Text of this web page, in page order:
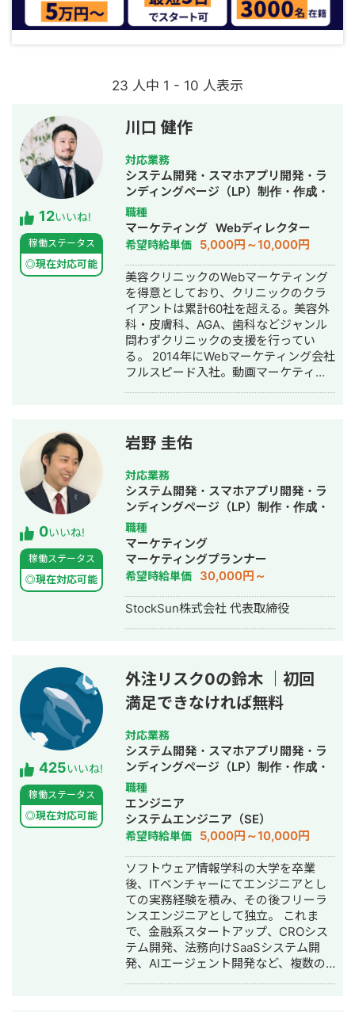
23 人中 1 - 10 人表示
12いいね!
稼働ステータス
◎現在対応可能
川口 健作
対応業務
システム開発・スマホアプリ開発・ラ
ンディングページ（LP）制作・作成・
Youtubeチャンネル運営代行・立ち上
げ・ECサイト構築・ネットショップ作
成代行・SEO対策・新規事業立上・
SNS運用代行・記事作成代行・ライテ
ィング・ホームページ制作・作成・バ
ナー制作・デザイン・ロゴデザイン・
作成・リスティング広告運用代行・オ
ウンドメディア制作・構築・運用代
行・動画制作・動画編集・営業代行
職種
マーケティング Webディレクター
希望時給単価 5,000円～10,000円
美容クリニックのWebマーケティング
を得意としており、クリニックのクラ
イアントは累計60社を超える。美容外
科・皮膚科、AGA、歯科などジャンル
問わずクリニックの支援を行ってい
る。 2014年にWebマーケティング会社
フルスピード入社。動画マーケティン
独立。 独立後はフリーランスとなり、
フロントエンドエンジニア兼総合Web
マーケターとして活動。現在はWebコ
ンサルティング会社を創設し、法人と
してStockSunに参画。
0いいね!
稼働ステータス
◎現在対応可能
岩野 圭佑
対応業務
システム開発・スマホアプリ開発・ラ
ンディングページ（LP）制作・作成・
Youtubeチャンネル運営代行・立ち上
げ・ECサイト構築・ネットショップ作
成代行・SEO対策・新規事業立上・
SNS運用代行・ホームページ制作・作
成・リスティング広告運用代行・動画
制作・動画編集
職種
マーケティング
マーケティングプランナー
希望時給単価 30,000円～
StockSun株式会社 代表取締役
425いいね!
稼働ステータス
◎現在対応可能
外注リスク0の鈴木 ｜初回
満足できなければ無料
対応業務
システム開発・スマホアプリ開発・ラ
ンディングページ（LP）制作・作成・
ECサイト構築・ネットショップ作成代
行・SEO対策・新規事業立上・SNS運
用代行・記事作成代行・ライティン
グ・翻訳・ホームページ制作・作成・
バナー制作・デザイン・ロゴデザイ
ン・作成・イラスト制作・動画制作・
動画編集・AI活用
職種
エンジニア
システムエンジニア（SE）
希望時給単価 5,000円～10,000円
ソフトウェア情報学科の大学を卒業
後、ITベンチャーにてエンジニアとし
ての実務経験を積み、その後フリーラ
ンスエンジニアとして独立。 これま
で、金融系スタートアップ、CROシス
テム開発、法務向けSaaSシステム開
発、AIエージェント開発など、複数の